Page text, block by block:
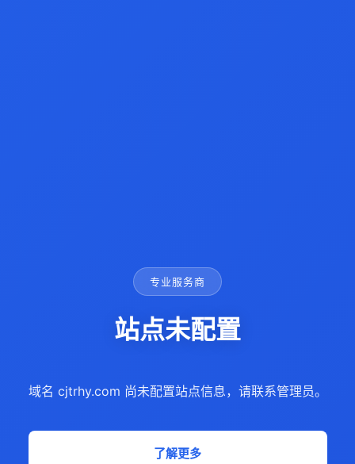
专业服务商
站点未配置
域名 cjtrhy.com 尚未配置站点信息，请联系管理员。
了解更多